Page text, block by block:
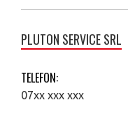
PLUTON SERVICE SRL
TELEFON:
07xx xxx xxx